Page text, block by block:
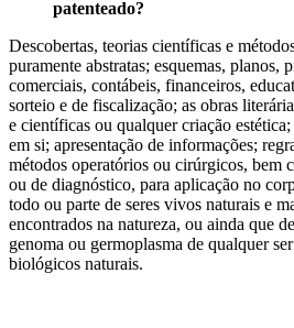
patenteado?
Descobertas, teorias científicas e
puramente abstratas; esquemas, planos,
comerciais, contábeis, financeiros,
sorteio e de fiscalização; as obras
e científicas ou qualquer criação
em si; apresentação de informações;
métodos operatórios ou cirúrgicos, bem
ou de diagnóstico, para aplicação no
todo ou parte de seres vivos naturais e
encontrados na natureza, ou ainda que
genoma ou germoplasma de qualquer
biológicos naturais.